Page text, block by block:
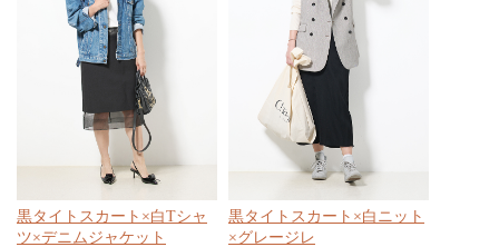
黒タイトスカート×白Tシャ
ツ×デニムジャケット
黒タイトスカート×白ニット
×グレージレ